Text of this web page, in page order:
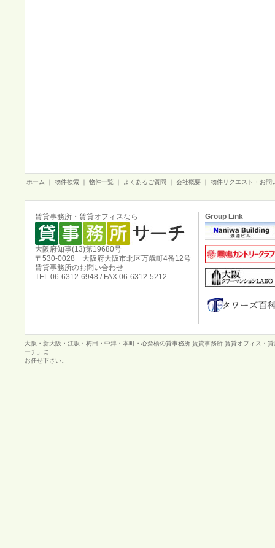
ホーム 物件検索 物件一覧 よくあるご質問 会社概要 物件リクエスト・お問
賃貸事務所・賃貸オフィスなら
大阪府知事(13)第19680号
〒530-0028 大阪府大阪市北区万歳町4番12号
賃貸事務所のお問い合わせ
TEL 06-6312-6948 / FAX 06-6312-5212
Group Link
大阪・新大阪・江坂・梅田・中津・本町・心斎橋の貸事務所 賃貸事務所 賃貸オフィス・
ーチ」に
お任せ下さい。